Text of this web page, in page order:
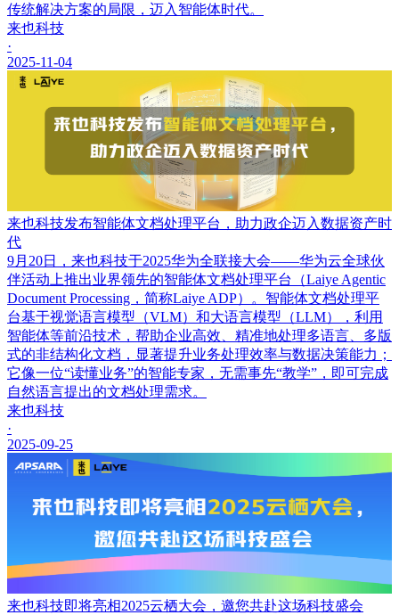
传统解决方案的局限，迈入智能体时代。
来也科技
·
2025-11-04
来也科技发布智能体文档处理平台，助力政企迈入数据资产时
代
9月20日，来也科技于2025华为全联接大会——华为云全球伙
伴活动上推出业界领先的智能体文档处理平台（Laiye Agentic
Document Processing，简称Laiye ADP）。智能体文档处理平
台基于视觉语言模型（VLM）和大语言模型（LLM），利用
智能体等前沿技术，帮助企业高效、精准地处理多语言、多版
式的非结构化文档，显著提升业务处理效率与数据决策能力；
它像一位“读懂业务”的智能专家，无需事先“教学”，即可完成
自然语言提出的文档处理需求。
来也科技
·
2025-09-25
来也科技即将亮相2025云栖大会，邀您共赴这场科技盛会